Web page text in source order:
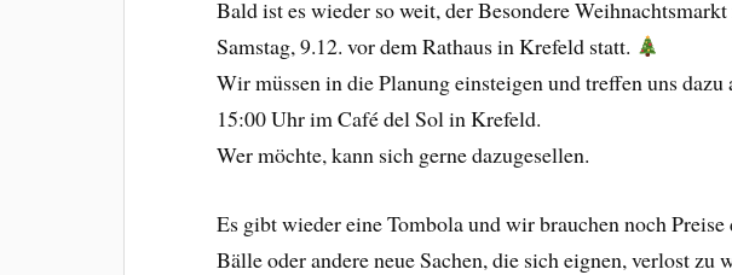
Bald ist es wieder so weit, der Besondere
Samstag, 9.12. vor dem Rathaus in Krefeld statt.
Wir müssen in die Planung einsteigen und treffen uns dazu
15:00 Uhr im Café del Sol in Krefeld.
Wer möchte, kann sich gerne dazugesellen.
Es gibt wieder eine Tombola und wir brauchen noch
Bälle oder andere neue Sachen, die sich eignen, verlost zu